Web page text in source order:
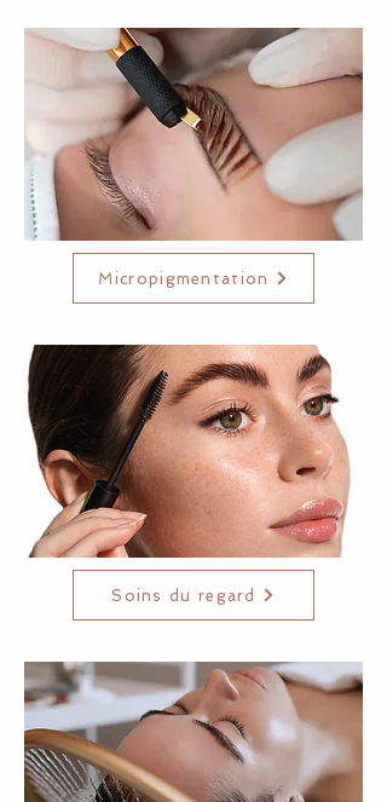
Micropigmentation
Soins du regard